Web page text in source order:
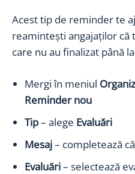
Acest tip de reminder te
reamintești angajaților că
care nu au finalizat până
Mergi în meniul
Reminder nou
Tip– alege Evaluări
Mesaj– completează
Evaluări– selectează